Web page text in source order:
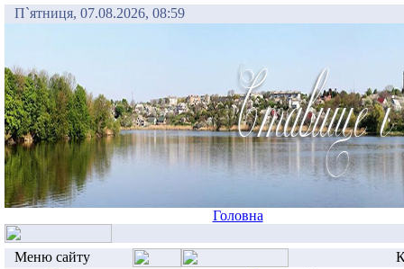
П`ятниця, 07.08.2026, 08:59
Головна
Меню сайту